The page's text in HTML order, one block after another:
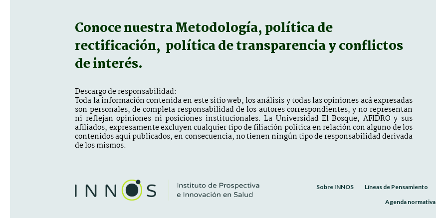
Conoce nuestraMetodología, política de
rectificación, política de transparencia y conflictos
de interés.
Descargo de responsabilidad:
Toda la información contenida en este sitio web, los análisis y todas las opiniones acá expresadas
son personales, de completa responsabilidad de los autores correspondientes, y no representan
ni reflejan opiniones ni posiciones institucionales. La Universidad El Bosque, AFIDRO y sus
afiliados, expresamente excluyen cualquier tipo de filiación política en relación con alguno de los
contenidos aquí publicados, en consecuencia, no tienen ningún tipo de responsabilidad derivada
de los mismos.
Sobre INNOS Líneas de Pensamiento
Agenda normativa